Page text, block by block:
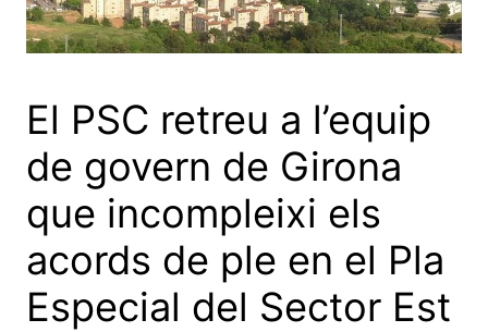
El PSC retreu a l’equip
de govern de Girona
que incompleixi els
acords de ple en el Pla
Especial del Sector Est